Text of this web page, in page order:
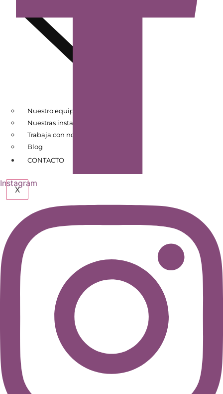
Nuestro equipo
Nuestras instalaciones
Trabaja con nosotros
Blog
CONTACTO
X
Instagram